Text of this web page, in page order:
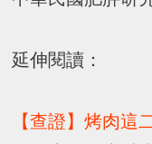
延伸閱讀：
【查證】烤肉這